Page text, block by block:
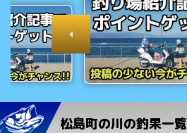
松島町の川の釣果一覧